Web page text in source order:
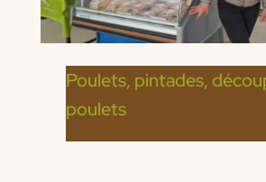
Poulets, pintades,
poulets